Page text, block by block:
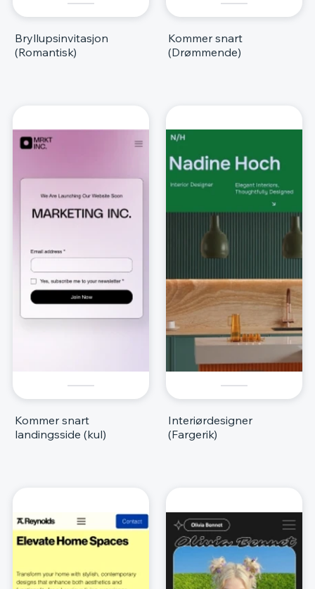
Bryllupsinvitasjon
(Romantisk)
Kommer snart
(Drømmende)
Kommer snart
landingsside (kul)
Interiørdesigner
(Fargerik)